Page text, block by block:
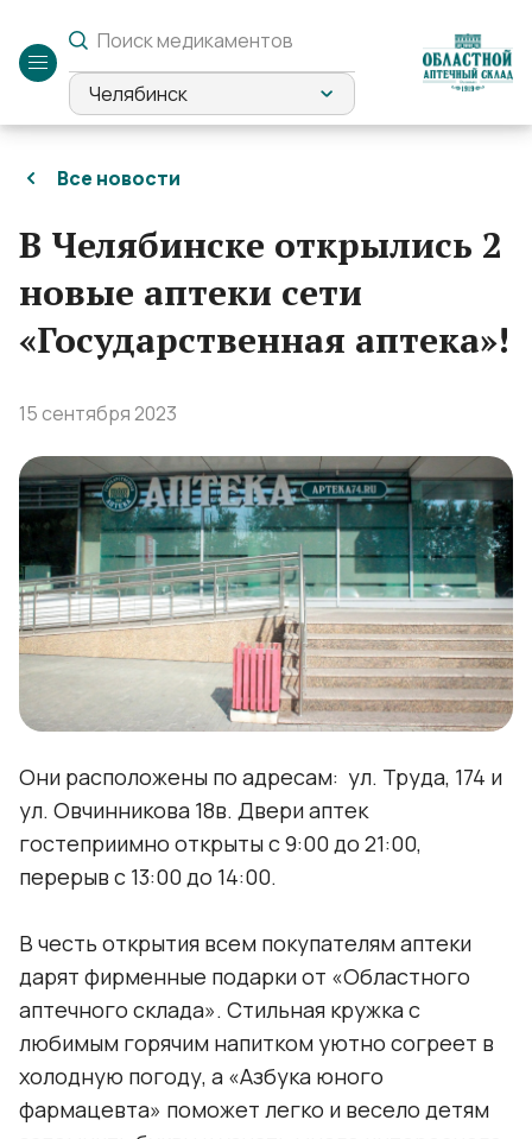
Челябинск
Служебный
вход
Все новости
В Челябинске открылись 2
новые аптеки сети
«Государственная аптека»!
15 сентября 2023
Они расположены по адресам: ул. Труда, 174 и
ул. Овчинникова 18в. Двери аптек
гостеприимно открыты с 9:00 до 21:00,
перерыв с 13:00 до 14:00.
В честь открытия всем покупателям аптеки
дарят фирменные подарки от «Областного
аптечного склада». Стильная кружка с
любимым горячим напитком уютно согреет в
холодную погоду, а «Азбука юного
фармацевта» поможет легко и весело детям